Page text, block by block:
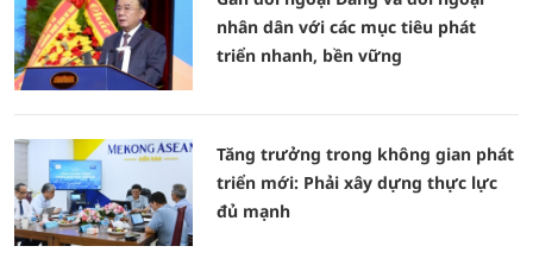
nhân dân với các mục tiêu phát
triển nhanh, bền vững
Tăng trưởng trong không gian phát
triển mới: Phải xây dựng thực lực
đủ mạnh